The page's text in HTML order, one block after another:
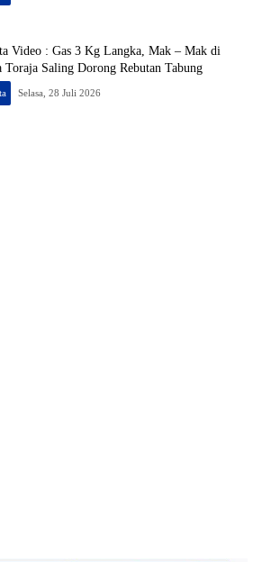
Video : Gas 3 Kg Langka, Mak – Mak di
Toraja Saling Dorong Rebutan Tabung
Selasa, 28 Juli 2026